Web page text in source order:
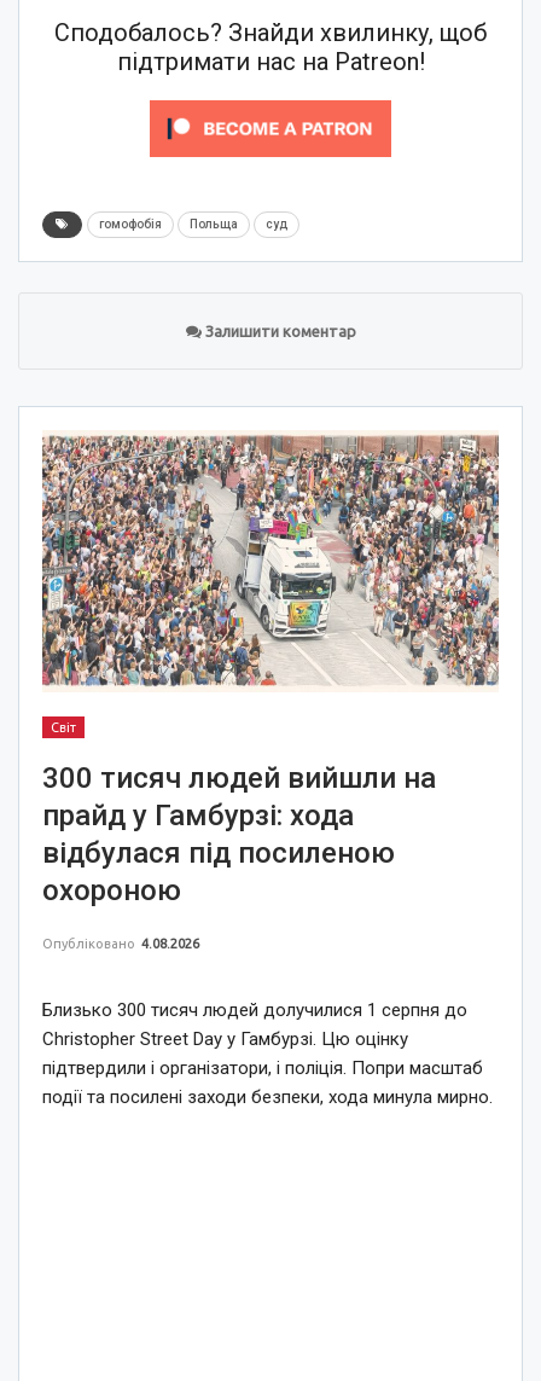
Сподобалось? Знайди хвилинку, щоб
підтримати нас на Patreon!
гомофобія Польща суд
Залишити коментар
Світ
300 тисяч людей вийшли на
прайд у Гамбурзі: хода
відбулася під посиленою
охороною
Опубліковано 4.08.2026
Близько 300 тисяч людей долучилися 1 серпня до
Christopher Street Day у Гамбурзі. Цю оцінку
підтвердили і організатори, і поліція. Попри масштаб
події та посилені заходи безпеки, хода минула мирно.